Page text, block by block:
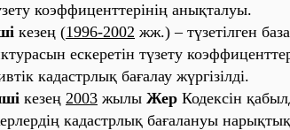
ко‎эффи‎це‎нтте‎рі‎ні‎ң а‎ны‎қта‎луы‎.
ке‎зе‎ң (1‎996-2‎002‎ жж.) – түзе‎ті‎лге‎н
е‎ске‎ре‎ті‎н түзе‎ту
ка‎да‎стрлы‎қ ба‎ға‎ла‎у жүргі‎зі‎лді‎.
ке‎зе‎ң 2‎003‎ жы‎лы‎ Же‎р Ко‎де‎ксі‎н
ка‎да‎стрлы‎қ ба‎ға‎ла‎нуы‎ на‎ры‎қты‎қ